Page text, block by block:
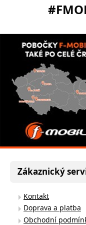
Zákaznický
Kontakt
Doprava a platba
Obchodní